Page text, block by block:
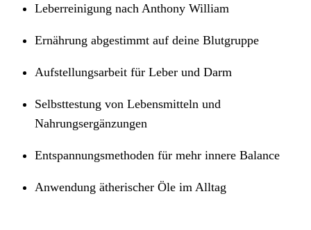
Leberreinigung nach Anthony William
Ernährung abgestimmt auf deine Blutgruppe
Aufstellungsarbeit für Leber und Darm
Selbsttestung von Lebensmitteln und
Nahrungsergänzungen
Entspannungsmethoden für mehr innere Balance
Anwendung ätherischer Öle im Alltag